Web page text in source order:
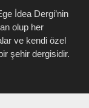
İdea Dergi’nin
olup her
ve kendi özel
şehir dergisidir.